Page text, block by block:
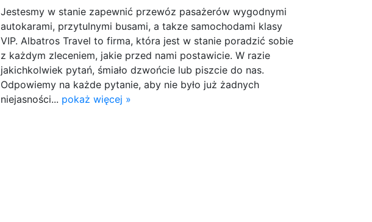
Jestesmy w stanie zapewnić przewóz pasażerów wygodnymi
autokarami, przytulnymi busami, a takze samochodami klasy
VIP. Albatros Travel to firma, która jest w stanie poradzić sobie
z każdym zleceniem, jakie przed nami postawicie. W razie
jakichkolwiek pytań, śmiało dzwońcie lub piszcie do nas.
Odpowiemy na każde pytanie, aby nie było już żadnych
niejasności... pokaż więcej »